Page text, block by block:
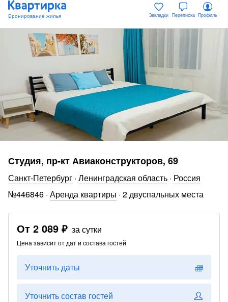
Закладки Переписка Профиль
Студия, пр-кт Авиаконструкторов, 69
Санкт-Петербург · Ленинградская область · Россия
№446846 · Аренда квартиры · 2 двуспальных места
От 2 089 ₽ за сутки
Цена зависит от дат и состава гостей
Уточнить даты
Уточнить состав гостей